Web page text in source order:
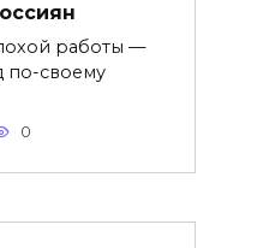
работы —
по-своему
0